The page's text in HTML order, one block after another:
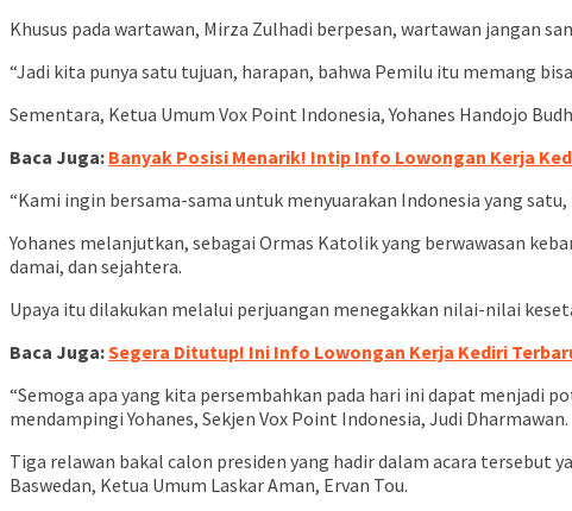
Khusus pada wartawan, Mirza Zulhadi berpesan, wartawan jangan
“Jadi kita punya satu tujuan, harapan, bahwa Pemilu itu memang
Sementara, Ketua Umum Vox Point Indonesia, Yohanes Handojo
Baca Juga: Banyak Posisi Menarik! Intip Info Lowongan Kerja
“Kami ingin bersama-sama untuk menyuarakan Indonesia yang
Yohanes melanjutkan, sebagai Ormas Katolik yang berwawasan
damai, dan sejahtera.
Upaya itu dilakukan melalui perjuangan menegakkan nilai-nilai
Baca Juga:Segera Ditutup! Ini Info Lowongan Kerja Kediri
“Semoga apa yang kita persembahkan pada hari ini dapat menjadi
mendampingi Yohanes, Sekjen Vox Point Indonesia, Judi Dharmawan.
Tiga relawan bakal calon presiden yang hadir dalam acara tersebut
Baswedan, Ketua Umum Laskar Aman, Ervan Tou.